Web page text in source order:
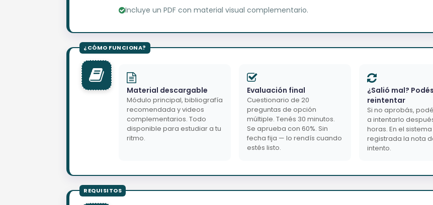
Incluye un PDF con material visual complementario.
Material descargable
Módulo principal, bibliografía
recomendada y videos
complementarios. Todo
disponible para estudiar a tu
ritmo.
Evaluación final
Cuestionario de 20
preguntas de opción
múltiple. Tenés 30 minutos.
Se aprueba con 60%. Sin
fecha fija — lo rendís cuando
estés listo.
¿Salió mal? Podés
reintentar
Si no aprobás,
a intentarlo
horas. En el
registrada la nota
intento.